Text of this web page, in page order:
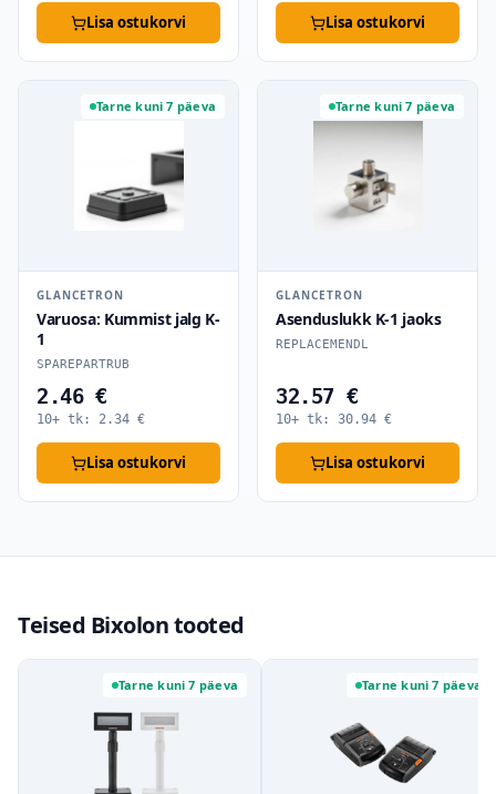
Lisa ostukorvi Lisa ostukorvi
Tarne kuni 7 päeva
GLANCETRON
Varuosa: Kummist jalg K-
1
SPAREPARTRUB
2.46 €
10+ tk: 2.34 €
Lisa ostukorvi
Tarne kuni 7 päeva
GLANCETRON
Asenduslukk K-1 jaoks
REPLACEMENDL
32.57 €
10+ tk: 30.94 €
Lisa ostukorvi
Teised Bixolon tooted
Tarne kuni 7 päeva Tarne kuni 7 päeva